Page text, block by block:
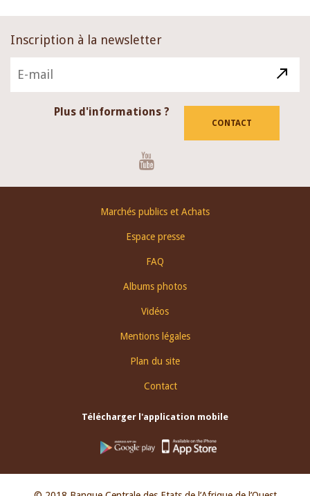
Inscription à la newsletter
Plus d'informations ?
CONTACT
Marchés publics et Achats
Espace presse
FAQ
Albums photos
Vidéos
Mentions légales
Plan du site
Contact
Télécharger l'application mobile